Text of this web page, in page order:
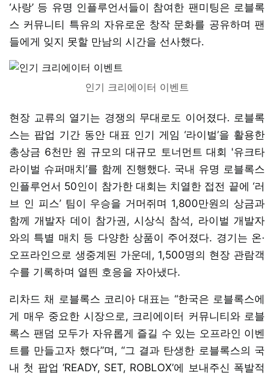
‘사랑’ 등 유명 인플루언서들이 참여한 팬미팅은 로블록
스 커뮤니티 특유의 자유로운 창작 문화를 공유하며 팬
들에게 잊지 못할 만남의 시간을 선사했다.
인기 크리에이터 이벤트
현장 교류의 열기는 경쟁의 무대로도 이어졌다. 로블록
스는 팝업 기간 동안 대표 인기 게임 ‘라이벌’을 활용한
총상금 6천만 원 규모의 대규모 토너먼트 대회 '유크타
라이벌 슈퍼매치’를 함께 진행했다. 국내 유명 로블록스
인플루언서 50인이 참가한 대회는 치열한 접전 끝에 ‘러
브 인 피스’ 팀이 우승을 거머쥐며 1,800만원의 상금과
함께 개발자 데이 참가권, 시상식 참석, 라이벌 개발자
와의 특별 매치 등 다양한 상품이 주어졌다. 경기는 온·
오프라인으로 생중계된 가운데, 1,500명의 현장 관람객
수를 기록하며 열띈 호응을 자아냈다.
리차드 채 로블록스 코리아 대표는 “한국은 로블록스에
게 매우 중요한 시장으로, 크리에이터 커뮤니티와 로블
록스 팬덤 모두가 자유롭게 즐길 수 있는 오프라인 이벤
트를 만들고자 했다”며, “그 결과 탄생한 로블록스의 국
내 첫 팝업 ‘READY, SET, ROBLOX’에 보내주신 폭발적